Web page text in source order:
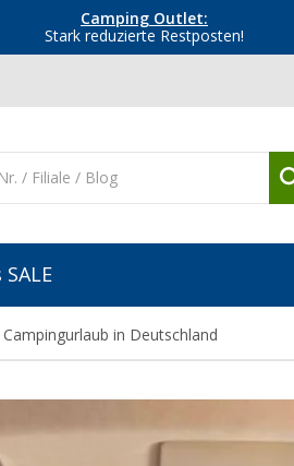
Camping Outlet:
Stark reduzierte Restposten!
in Deutschland